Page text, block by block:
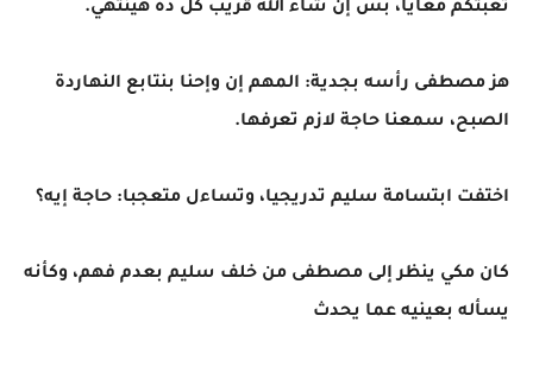
تعبتكم معايا، بس إن شاء الله قريب كل ده هينتهي.
هز مصطفى رأسه بجدية: المهم إن وإحنا بنتابع النهاردة
الصبح، سمعنا حاجة لازم تعرفها.
اختفت ابتسامة سليم تدريجيا، وتساءل متعجبا: حاجة إيه؟
كان مكي ينظر إلى مصطفى من خلف سليم بعدم فهم، وكأنه
يسأله بعينيه عما يحدث